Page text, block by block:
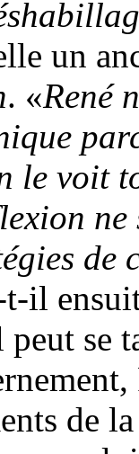
un
. «René
le voit
de
t-il
se
de